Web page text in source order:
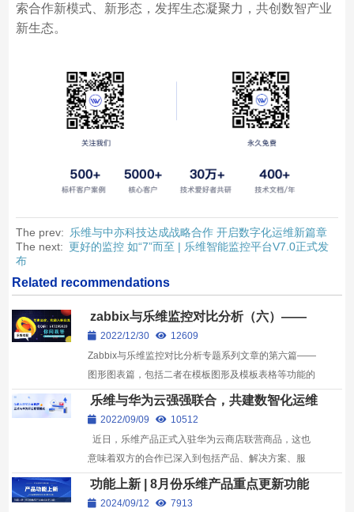
索合作新模式、新形态，发挥生态凝聚力，共创数智产业
新生态。
The prev:
乐维与中亦科技达成战略合作 开启数字化运维新篇章
The next: 更好的监控 如“7”而至 | 乐维智能监控平台V7.0正式发
布
Related recommendations
zabbix与乐维监控对比分析（六）——
图形图表篇
2022/12/30
12609
Zabbix与乐维监控对比分析专题系列文章的第六篇——
图形图表篇，包括二者在模板图形及模板表格等功能的
对比分析。
乐维与华为云强强联合，共建数智化运维
新生态
2022/09/09
10512
近日，乐维产品正式入驻华为云商店联营商品，这也
意味着双方的合作已深入到包括产品、解决方案、服
务、生态等全方位领域。
功能上新 | 8月份乐维产品重点更新功能
2024/09/12
7913